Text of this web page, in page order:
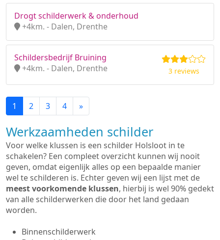
Drogt schilderwerk & onderhoud
+4km. - Dalen, Drenthe
Schildersbedrijf Bruining
+4km. - Dalen, Drenthe
3 reviews
1 2 3 4 »
Werkzaamheden schilder
Voor welke klussen is een schilder Holsloot in te
schakelen? Een compleet overzicht kunnen wij nooit
geven, omdat eigenlijk alles op een bepaalde manier
wel te schilderen is. Echter geven wij een lijst met de
meest voorkomende klussen, hierbij is wel 90% gedekt
van alle schilderwerken die door het land gedaan
worden.
Binnenschilderwerk